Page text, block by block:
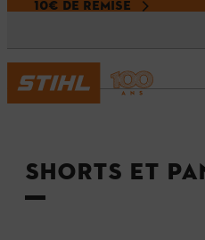
10€ DE REMISE
Accueil
SHORTS ET